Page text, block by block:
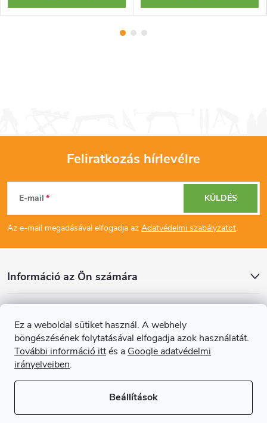
Ez a weboldal sütiket használ. A webhely
böngészésének folytatásával elfogadja azok használatát.
További információ ittés a Google adatvédelmi
irányelveiben.
Beállítások
L
á
b
é
Feliratkozás hírlevélre
E-mail
Az e-mail megadásával elfogadja az Adatvédelmi szabályzatot.
KÜLDÉS
Információ az Ön számára
Online fizetési lehetőséget biztosítunk
Copyright 2026Regals.hu. Minden jog fenntartva.Süti beállítások